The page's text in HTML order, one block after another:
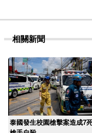
相關新聞
泰國發生校園槍擊案造成7